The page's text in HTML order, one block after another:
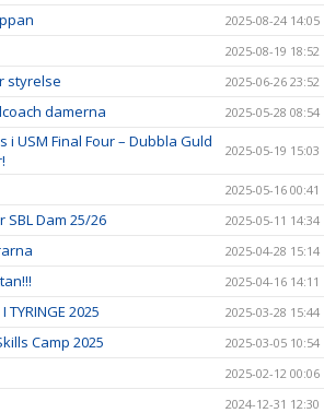
2025-08-24 14:05
2025-08-19 18:52
styrelse 2025-06-26 23:52
damerna 2025-05-28 08:54
USM Final Four – Dubbla Guld
2025-05-19 15:03
2025-05-16 00:41
Dam 25/26 2025-05-11 14:34
2025-04-28 15:14
2025-04-16 14:11
TYRINGE 2025 2025-03-28 15:44
Camp 2025 2025-03-05 10:54
2025-02-12 00:06
2024-12-31 12:30